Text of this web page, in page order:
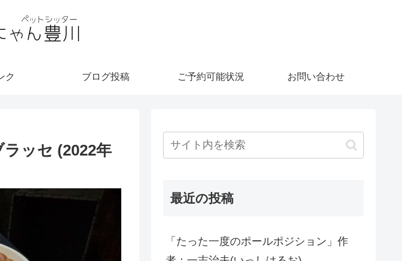
ク ブログ投稿 ご予約可能状況 お問い合わせ
ラッセ (2022年
最近の投稿
「たった一度のポールポジション」作